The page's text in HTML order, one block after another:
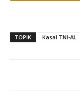
TOPIK Kasal TNI-AL